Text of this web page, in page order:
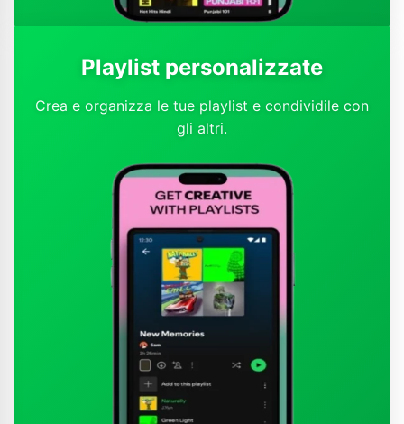
Playlist personalizzate
Crea e organizza le tue playlist e condividile con
gli altri.